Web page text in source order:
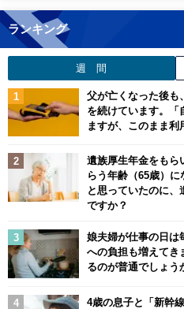
ランキング
週 間
父が亡くなった後も
を続けています。「
ますが、このまま利
遺族厚生年金をもら
らう年齢（65歳）
と思っていたのに、
ですか？
娘夫婦が仕事の日は
への負担も増えてき
るのが普通でしょう
4歳の息子と「新幹